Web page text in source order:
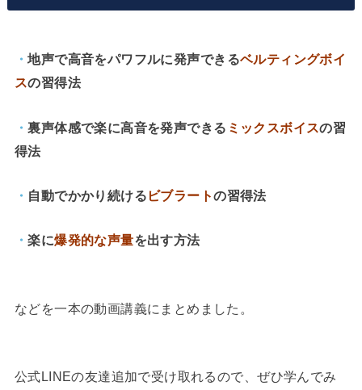
・地声で高音をパワフルに発声できるベルティングボイ
スの習得法
・裏声体感で楽に高音を発声できる ミックスボイスの習
得法
・ 自動でかかり続ける ビブラートの習得法
・楽に爆発的な声量を出す方法
などを一本の動画講義にまとめました。
公式LINEの友達追加で受け取れるので、ぜひ学んでみ